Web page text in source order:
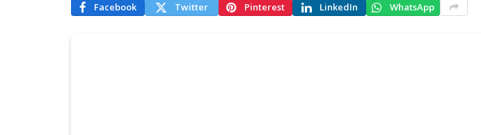
Facebook Twitter Pinterest LinkedIn WhatsApp